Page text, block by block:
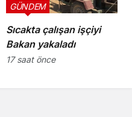
Sıcakta çalışan işçiyi
Bakan yakaladı
GÜNDEM
17 saat önce